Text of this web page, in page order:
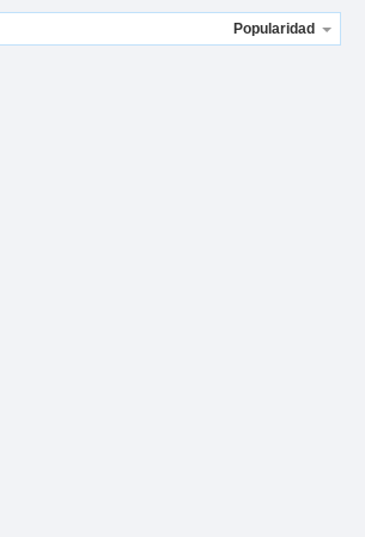
Popularidad